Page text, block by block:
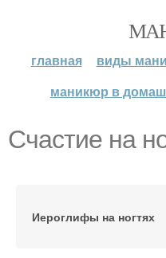
главная виды
маникюр в
Счастие на
Иероглифы на ногтях